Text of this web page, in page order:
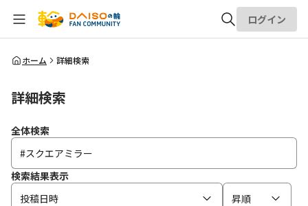
全体検索
ログイン
ホーム 詳細検索
詳細検索
全体検索
検索結果表示
投稿日時
昇順